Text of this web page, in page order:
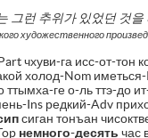
그런 추위가 있었던 것을
художественного
чхуви-га исс-от-тон
холод-Nom
ге о-ль ттэ-до
Ins редкий-Adv
сиган тонъан
немного-десять час